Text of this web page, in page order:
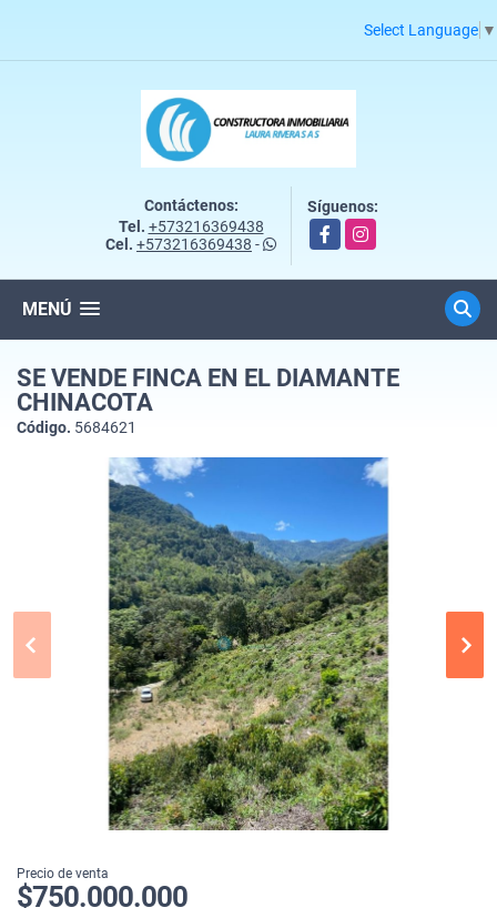
Select Language ▼
Contáctenos:
Tel. +573216369438
Cel. +573216369438 -
Síguenos:
FacebookInstagram
MENÚ
SE VENDE FINCA EN EL DIAMANTE
CHINACOTA
Código. 5684621
Precio de venta
$750.000.000